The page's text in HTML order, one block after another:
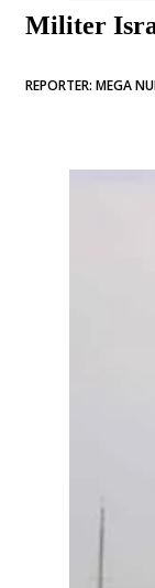
Militer
REPORTER: MEGA